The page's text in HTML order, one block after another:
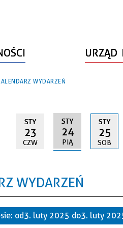
URZĄD
PROGRAMY
MIEŚCIE
GMINIE
I TRANSPORT
WYDARZEŃ
STY
23
CZW
STY
24
PIĄ
STY
25
SOB
WYDARZEŃ
od 3. luty 2025 do 3. luty